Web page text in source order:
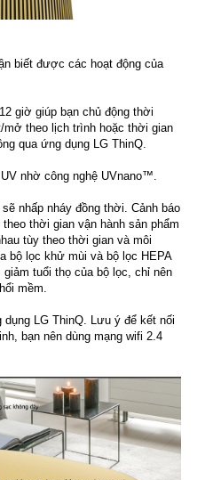
biết được các hoạt động của
giờ giúp bạn chủ động thời
mở theo lịch trình hoặc thời gian
qua ứng dụng LG ThinQ.
nhờ công nghệ UVnano™.
nhấp nháy đồng thời. Cảnh báo
thời gian vận hành sản phẩm
tùy theo thời gian và môi
bộ lọc khử mùi và bộ lọc HEPA
tuổi thọ của bộ lọc, chỉ nên
mềm.
LG ThinQ. Lưu ý để kết nối
bạn nên dùng mạng wifi 2.4